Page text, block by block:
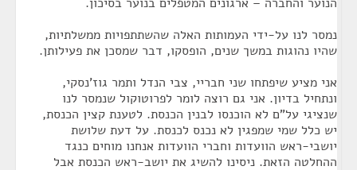
נמסר לנו על-ידי העמותות האלה שהשתתפויות ממשלתיות,
שהיו נהוגות במשך שנים, הופסקו, דבר שמסכן את פעילותן.
אני מציע שיפתחו שני חבריי, צבי הנדל ותמר גוז'נסקי,
ונתחיל בדיון. אני גם רוצה לומר לפרוטוקול שנמסר לנו
שנציגי על"ם לא הוכנסו לבנין הכנסת. לטענת קצין הכנסת,
יש כלל שמי שמפגין לא נכנס לכנסת. על דעת שלושת
יושבי-ראש הוועדות וחברי הוועדות אנחנו מוחים כנגד
ההחלטה הזאת. ניסינו להשיג את יושב-ראש הכנסת אבל